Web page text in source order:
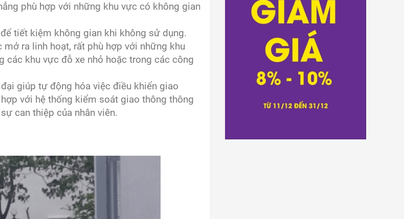
phù hợp với những khu vực có không gian
tiết kiệm không gian khi không sử dụng.
ra linh hoạt, rất phù hợp với những khu
các khu vực đỗ xe nhỏ hoặc trong các công
giúp tự động hóa việc điều khiển giao
với hệ thống kiểm soát giao thông thông
can thiệp của nhân viên.